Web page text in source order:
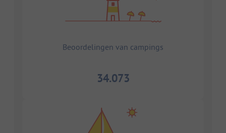
Beoordelingen van campings
34.073